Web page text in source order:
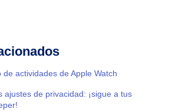
actividades de Apple Watch
ajustes de privacidad: ¡sigue a tus